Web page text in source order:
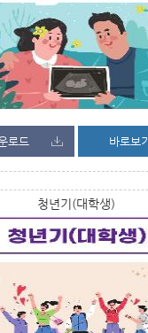
로드 바로보기
청년기(대학생)